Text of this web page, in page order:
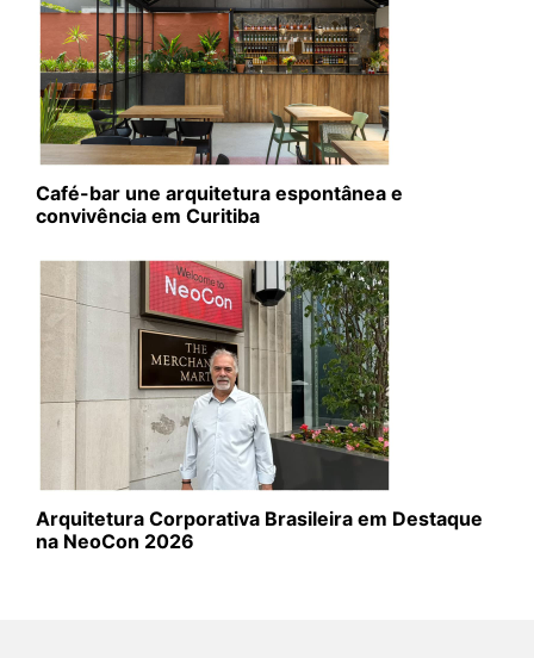
Café-bar une arquitetura espontânea e
convivência em Curitiba
Arquitetura Corporativa Brasileira em Destaque
na NeoCon 2026